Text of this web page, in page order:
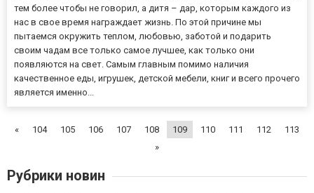
тем более чтобы не говорил, а дитя – дар, которым каждого из
нас в свое время награждает жизнь. По этой причине мы
пытаемся окружить теплом, любовью, заботой и подарить
своим чадам все только самое лучшее, как только они
появляются на свет. Самым главным помимо наличия
качественное еды, игрушек, детской мебели, книг и всего прочего
является именно...
« 104 105 106 107 108 109 110 111 112
113
»
Рубрики новин